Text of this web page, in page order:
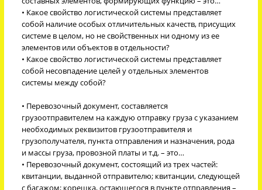
• Какое свойство логистической системы представляет
собой наличие особых отличительных качеств, присущих
системе в целом, но не свойственных ни одному из ее
элементов или объектов в отдельности?
• Какое свойство логистической системы представляет
собой несовпадение целей у отдельных элементов
системы между собой?
• Перевозочный документ, составляется
грузоотправителем на каждую отправку груза с указанием
необходимых реквизитов грузоотправителя и
грузополучателя, пункта отправления и назначения, рода
и массы груза, провозной платы и т.д. – это…
• Перевозочный документ, состоящий из трех частей:
квитанции, выданной отправителю; квитанции, следующей
с багажом; корешка, остающегося в пункте отправления –